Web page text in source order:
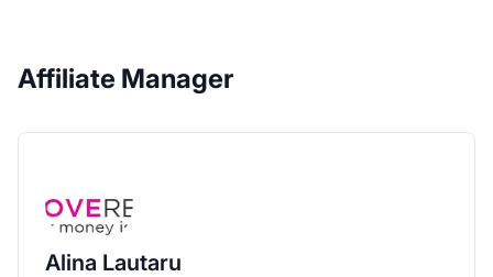
Affiliate Manager
Alina Lautaru